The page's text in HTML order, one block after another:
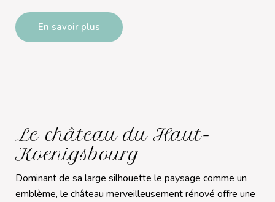
En savoir plus
Le château du Haut-
Koenigsbourg
Dominant de sa large silhouette le paysage comme un
emblème, le château merveilleusement rénové offre une